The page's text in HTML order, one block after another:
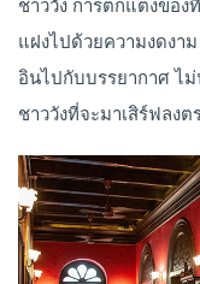
ชาววัง การตกแต่งขอ
แฝงไปด้วยความงดงา
อินไปกับบรรยากาศ ไ
ชาววังที่จะมาเสิร์ฟลงต